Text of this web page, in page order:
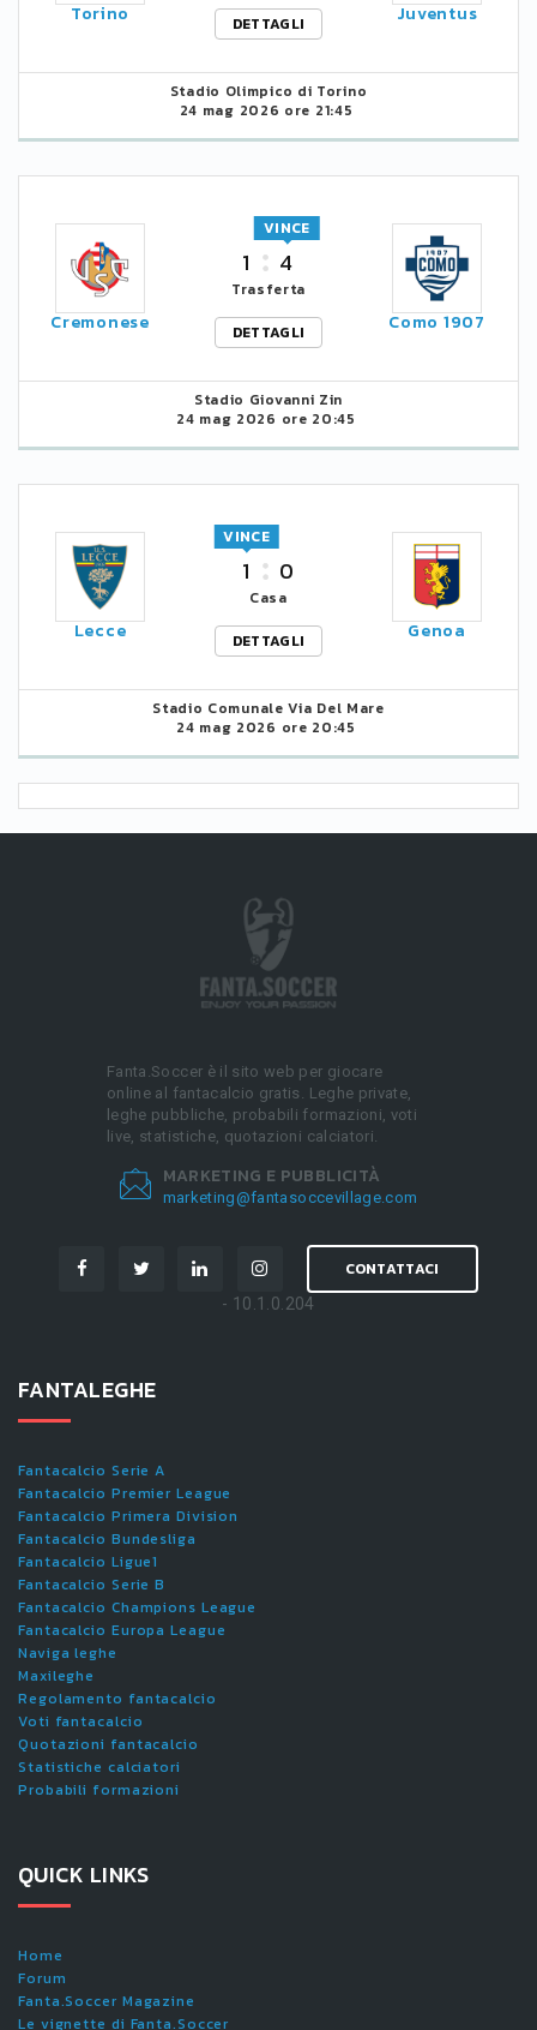
Torino
DETTAGLI
Juventus
Stadio Olimpico di Torino
24 mag 2026 ore 21:45
Cremonese
1 4
VINCE
Trasferta
DETTAGLI
Como 1907
Stadio Giovanni Zin
24 mag 2026 ore 20:45
Lecce
1
VINCE
0
Casa
DETTAGLI
Genoa
Stadio Comunale Via Del Mare
24 mag 2026 ore 20:45
Fanta.Soccer è il sito web per giocare
online al fantacalcio gratis. Leghe private,
leghe pubbliche, probabili formazioni, voti
live, statistiche, quotazioni calciatori.
MARKETING E PUBBLICITÀ
marketing@fantasoccevillage.com
CONTATTACI
- 10.1.0.204
FANTALEGHE
Fantacalcio Serie A
Fantacalcio Premier League
Fantacalcio Primera Division
Fantacalcio Bundesliga
Fantacalcio Ligue1
Fantacalcio Serie B
Fantacalcio Champions League
Fantacalcio Europa League
Naviga leghe
Maxileghe
Regolamento fantacalcio
Voti fantacalcio
Quotazioni fantacalcio
Statistiche calciatori
Probabili formazioni
QUICK LINKS
Home
Forum
Fanta.Soccer Magazine
Le vignette di Fanta.Soccer